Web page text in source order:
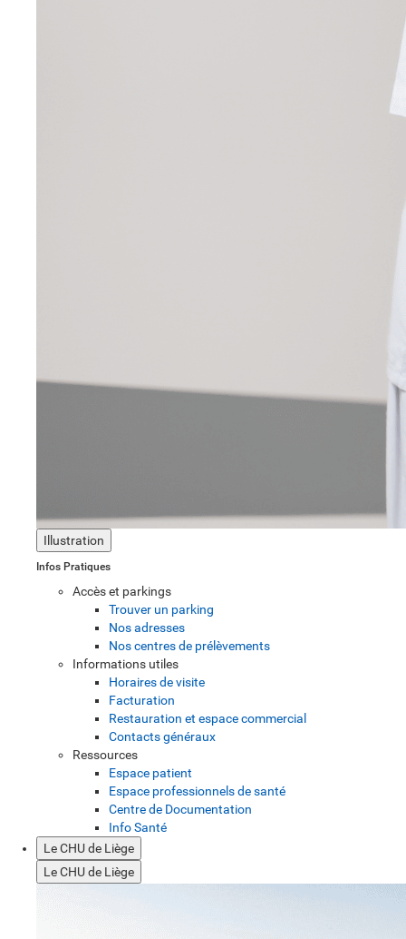
Illustration
Infos Pratiques
Accès et parkings
Trouver un parking
Nos adresses
Nos centres de prélèvements
Informations utiles
Horaires de visite
Facturation
Restauration et espace commercial
Contacts généraux
Ressources
Espace patient
Espace professionnels de santé
Centre de Documentation
Info Santé
Le CHU de Liège
Le CHU de Liège